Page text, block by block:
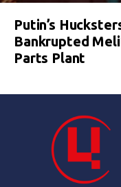
Putin’s
Bankrupted
Parts Plant